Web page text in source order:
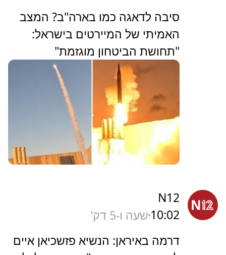
סיבה לדאגה כמו בארה"ב? המצב
האמיתי של המיירטים בישראל:
"תחושת הביטחון מוגזמת"
N12
10:02 שעה ו-5 דק'
דרמה באיראן: הנשיא פזשכיאן איים